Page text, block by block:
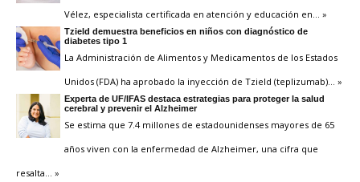
Vélez, especialista certificada en atención y educación en … »
Tzield demuestra beneficios en niños con diagnóstico de
diabetes tipo 1
La Administración de Alimentos y Medicamentos de los Estados
Unidos (FDA) ha aprobado la inyección de Tzield (teplizumab) … »
Experta de UF/IFAS destaca estrategias para proteger la salud
cerebral y prevenir el Alzheimer
Se estima que 7.4 millones de estadounidenses mayores de 65
años viven con la enfermedad de Alzheimer, una cifra que
resalta … »